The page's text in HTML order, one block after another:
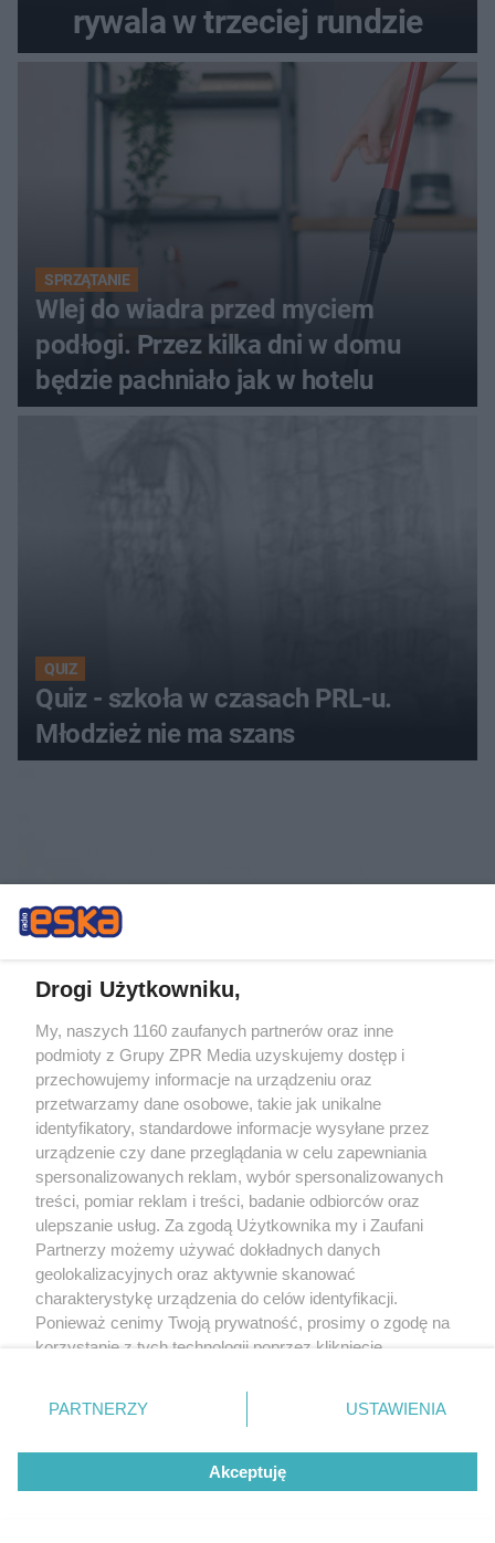
rywala w trzeciej rundzie
SPRZĄTANIE
Wlej do wiadra przed myciem
podłogi. Przez kilka dni w domu
będzie pachniało jak w hotelu
QUIZ
Quiz - szkoła w czasach PRL-u.
Młodzież nie ma szans
PIŁKA NOŻNA
UEFA tworzy koalicję. Celem
prezydent FIFA Gianni Infantino
ZOBACZ WIĘCEJ
Drogi Użytkowniku,
My, naszych 1160 zaufanych partnerów oraz inne
podmioty z Grupy ZPR Media uzyskujemy dostęp i
przechowujemy informacje na urządzeniu oraz
przetwarzamy dane osobowe, takie jak unikalne
identyfikatory, standardowe informacje wysyłane przez
urządzenie czy dane przeglądania w celu zapewniania
spersonalizowanych reklam, wybór spersonalizowanych
treści, pomiar reklam i treści, badanie odbiorców oraz
ulepszanie usług. Za zgodą Użytkownika my i Zaufani
Partnerzy możemy używać dokładnych danych
geolokalizacyjnych oraz aktywnie skanować
charakterystykę urządzenia do celów identyfikacji.
Ponieważ cenimy Twoją prywatność, prosimy o zgodę na
korzystanie z tych technologii poprzez kliknięcie
zmienić/wycofać klikając przycisk ustawień prywatności
znajdujący się w lewym dolnym rogu strony
rodzaje przetwarzania danych nie wymagają zgody
użytkownika, ale masz prawo sprzeciwić się takiemu
przetwarzaniu. Preferencje będą miały zastosowanie tylko
PARTNERZY USTAWIENIA
Akceptuję